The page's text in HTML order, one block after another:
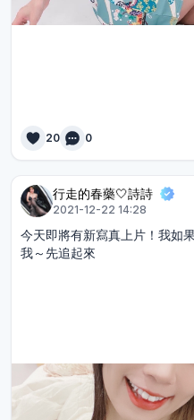
20 0
行走的春藥🤍詩詩
2021-12-22 14:28
今天即將有新寫真上片！我如
我～先追起來